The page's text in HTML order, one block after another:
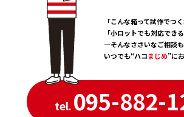
「こんな箱って試作でつ
「小ロットでも対応でき
―そんなささいなご相談も
いつでも“ハコまじめ”に
tel. 095-882-